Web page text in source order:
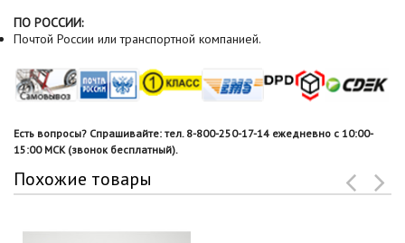
ПО РОССИИ:
Почтой России или транспортной компанией.
Есть вопросы? Спрашивайте: тел. 8-800-250-17-14 ежедневно с 10:00-
15:00 МСК (звонок бесплатный).
Похожие товары